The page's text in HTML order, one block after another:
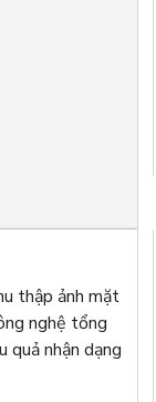
thập ảnh mặt
nghệ tổng
quả nhận dạng